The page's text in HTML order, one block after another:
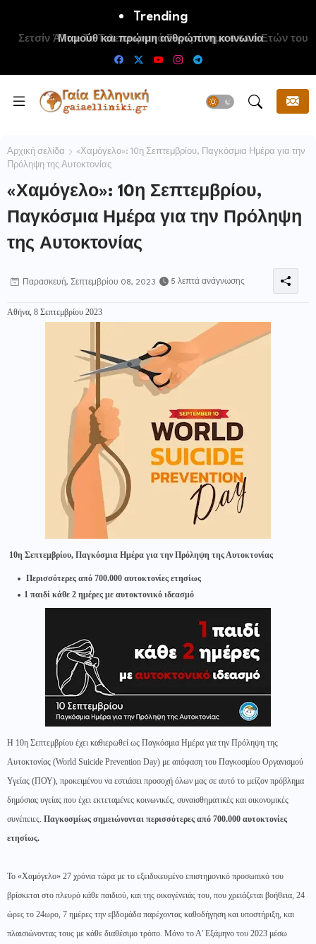
Trending
Μαμούθ και πρώιμη ανθρώπινη κοινωνία
Αρχική σελίδα
«Χαμόγελο»: 10η Σεπτεμβρίου, Παγκόσμια Ημέρα για την
Πρόληψη της Αυτοκτονίας
«Χαμόγελο»: 10η Σεπτεμβρίου,
Παγκόσμια Ημέρα για την Πρόληψη
της Αυτοκτονίας
Παρασκευή, Σεπτεμβρίου 08, 2023 5 λεπτά ανάγνωσης
Αθήνα, 8 Σεπτεμβρίου 2023
10η Σεπτεμβρίου, Παγκόσμια Ημέρα για την Πρόληψη της Αυτοκτονίας
Περισσότερες από 700.000 αυτοκτονίες ετησίως
1 παιδί κάθε 2 ημέρες με αυτοκτονικό ιδεασμό
Η 10η Σεπτεμβρίου έχει καθιερωθεί ως Παγκόσμια Ημέρα για την Πρόληψη της
Αυτοκτονίας (World Suicide Prevention Day) με απόφαση του Παγκοσμίου Οργανισμού
Υγείας (ΠΟΥ), προκειμένου να εστιάσει προσοχή όλων μας σε αυτό το μείζον πρόβλημα
δημόσιας υγείας που έχει εκτεταμένες κοινωνικές, συναισθηματικές και οικονομικές
συνέπειες. Παγκοσμίως σημειώνονται περισσότερες από 700.000 αυτοκτονίες
ετησίως.
Το «Χαμόγελο» 27 χρόνια τώρα με το εξειδικευμένο επιστημονικό προσωπικό του
βρίσκεται στο πλευρό κάθε παιδιού, και της οικογένειάς του, που χρειάζεται βοήθεια, 24
ώρες το 24ωρο, 7 ημέρες την εβδομάδα παρέχοντας καθοδήγηση και υποστήριξη, και
πλαισιώνοντας τους με κάθε διαθέσιμο τρόπο. Μόνο το Α’ Εξάμηνο του 2023 μέσω